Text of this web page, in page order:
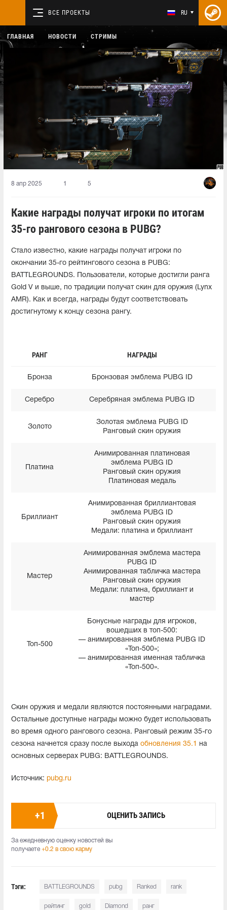
ВСЕ ПРОЕКТЫ RU
ГЛАВНАЯ НОВОСТИ СТРИМЫ
8 апр 2025 1 5
Какие награды получат игроки по итогам
35-го рангового сезона в PUBG?
Стало известно, какие награды получат игроки по
окончании 35-го рейтингового сезона в PUBG:
BATTLEGROUNDS. Пользователи, которые достигли ранга
Gold V и выше, по традиции получат скин для оружия (Lynx
AMR). Как и всегда, награды будут соответствовать
достигнутому к концу сезона рангу.
РАНГ НАГРАДЫ
Бронза Бронзовая эмблема PUBG ID
Серебро Серебряная эмблема PUBG ID
Золото
Золотая эмблема PUBG ID
Ранговый скин оружия
Платина
Анимированная платиновая
эмблема PUBG ID
Ранговый скин оружия
Платиновая медаль
Бриллиант
Анимированная бриллиантовая
эмблема PUBG ID
Ранговый скин оружия
Медали: платина и бриллиант
Мастер
Анимированная эмблема мастера
PUBG ID
Анимированная табличка мастера
Ранговый скин оружия
Медали: платина, бриллиант и
мастер
Топ-500
Бонусные награды для игроков,
вошедших в топ-500:
— анимированная эмблема PUBG ID
«Топ-500»;
— анимированная именная табличка
«Топ-500».
Скин оружия и медали являются постоянными наградами.
Остальные доступные награды можно будет использовать
во время одного рангового сезона. Ранговый режим 35-го
сезона начнется сразу после выхода обновления 35.1
на
основных серверах PUBG: BATTLEGROUNDS.
Источник: pubg.ru
+1 ОЦЕНИТЬ ЗАПИСЬ
За ежедневную оценку новостей вы
получаете +0.2 в свою карму
Тэги: BATTLEGROUNDS pubg Ranked rank
рейтинг gold Diamond ранг